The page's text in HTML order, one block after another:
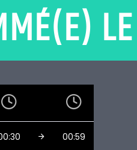
LE
00:59